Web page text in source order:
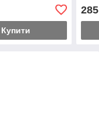
Купити
285